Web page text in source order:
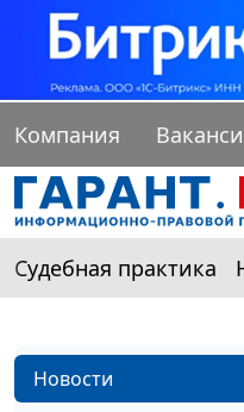
Компания
Судебная практика
Новости